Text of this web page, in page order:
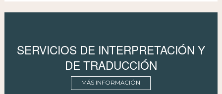
SERVICIOS DE INTERPRETACIÓN Y
DE TRADUCCIÓN
MÁS INFORMACIÓN